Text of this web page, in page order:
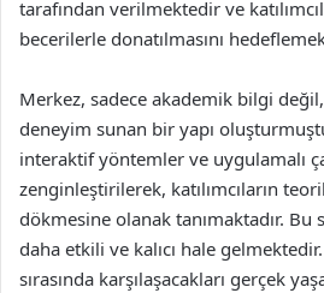
tarafından verilmektedir ve
becerilerle donatılmasını
Merkez, sadece akademik bilgi
deneyim sunan bir yapı
interaktif yöntemler ve uygulamalı
zenginleştirilerek, katılımcıların
dökmesine olanak tanımaktadır. Bu
daha etkili ve kalıcı hale
sırasında karşılaşacakları gerçek